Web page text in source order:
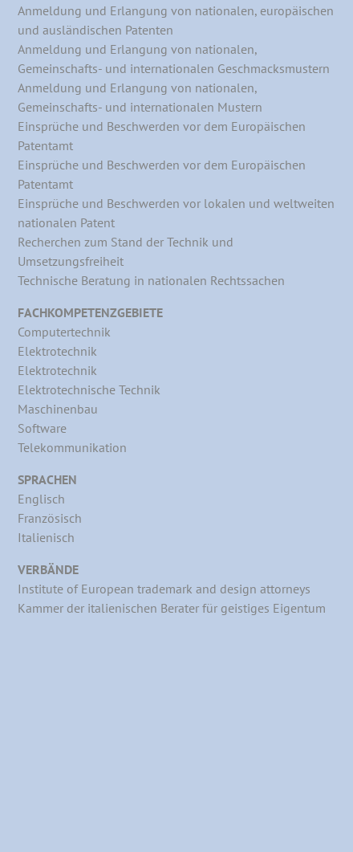
Anmeldung und Erlangung von nationalen, europäischen
und ausländischen Patenten
Anmeldung und Erlangung von nationalen,
Gemeinschafts- und internationalen Geschmacksmustern
Anmeldung und Erlangung von nationalen,
Gemeinschafts- und internationalen Mustern
Einsprüche und Beschwerden vor dem Europäischen
Patentamt
Einsprüche und Beschwerden vor dem Europäischen
Patentamt
Einsprüche und Beschwerden vor lokalen und weltweiten
nationalen Patent
Recherchen zum Stand der Technik und
Umsetzungsfreiheit
Technische Beratung in nationalen Rechtssachen
FACHKOMPETENZGEBIETE
Computertechnik
Elektrotechnik
Elektrotechnik
Elektrotechnische Technik
Maschinenbau
Software
Telekommunikation
SPRACHEN
Englisch
Französisch
Italienisch
VERBÄNDE
Institute of European trademark and design attorneys
Kammer der italienischen Berater für geistiges Eigentum